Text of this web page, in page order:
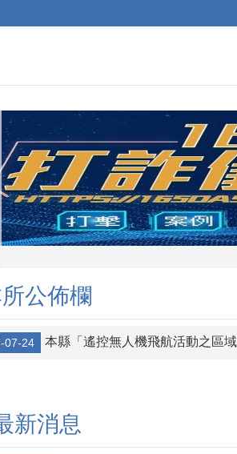
公佈欄
07-24 本縣「遙控無人機飛航活動之區
新消息